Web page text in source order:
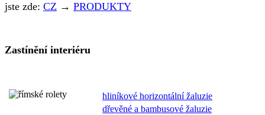
jste zde: CZ → PRODUKTY
Zastínění interiéru
hliníkové horizontální žaluzie
dřevěné a bambusové žaluzie